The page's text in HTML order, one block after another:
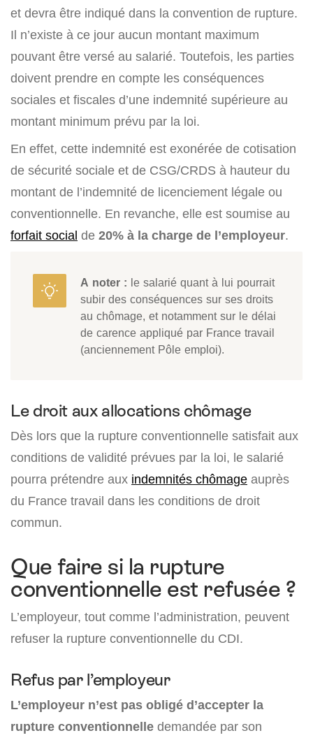
et devra être indiqué dans la convention de rupture.
Il n’existe à ce jour aucun montant maximum
pouvant être versé au salarié. Toutefois, les parties
doivent prendre en compte les conséquences
sociales et fiscales d’une indemnité supérieure au
montant minimum prévu par la loi.
En effet, cette indemnité est exonérée de cotisation
de sécurité sociale et de CSG/CRDS à hauteur du
montant de l’indemnité de licenciement légale ou
conventionnelle. En revanche, elle est soumise au
forfait social de 20% à la charge de l’employeur.
A noter : le salarié quant à lui pourrait
subir des conséquences sur ses droits
au chômage, et notamment sur le délai
de carence appliqué par France travail
(anciennement Pôle emploi).
Le droit aux allocations chômage
Dès lors que la rupture conventionnelle satisfait aux
conditions de validité prévues par la loi, le salarié
pourra prétendre aux indemnités chômage auprès
du France travail dans les conditions de droit
commun.
Que faire si la rupture
conventionnelle est refusée ?
L’employeur, tout comme l’administration, peuvent
refuser la rupture conventionnelle du CDI.
Refus par l’employeur
L’employeur n’est pas obligé d’accepter la
rupture conventionnelle demandée par son